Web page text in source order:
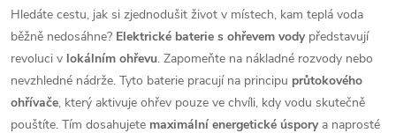
l
á
d
a
Hledáte cestu, jak si zjednodušit život v místech, kam teplá voda
běžně nedosáhne? Elektrické baterie s ohřevem vodypředstavují
revoluci v lokálním ohřevu. Zapomeňte na nákladné rozvody nebo
nevzhledné nádrže. Tyto baterie pracují na principu průtokového
ohřívače, který aktivuje ohřev pouze ve chvíli, kdy vodu skutečně
pouštíte. Tím dosahujete maximální energetické úsporya naprosté